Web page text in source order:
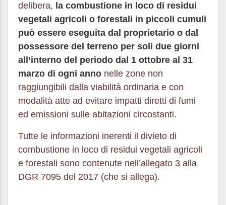
delibera, la combustione in loco di residui
vegetali agricoli o forestali in piccoli cumuli
può essere eseguita dal proprietario o dal
possessore del terreno per soli due giorni
all’interno del periodo dal 1 ottobre al 31
marzo di ogni anno nelle zone non
raggiungibili dalla viabilità ordinaria e con
modalità atte ad evitare impatti diretti di fumi
ed emissioni sulle abitazioni circostanti.
Tutte le informazioni inerenti il divieto di
combustione in loco di residui vegetali agricoli
e forestali sono contenute nell’allegato 3 alla
DGR 7095 del 2017 (che si allega).